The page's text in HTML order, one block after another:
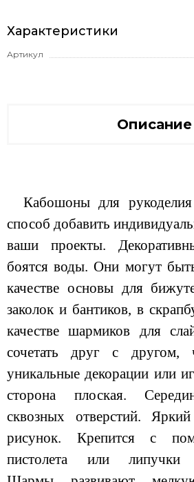
Характеристики
Артикул
Описание
Кабошоны для
способ добавить
ваши проекты.
боятся воды. Они могут
качестве основы для
заколок и бантиков, в
качестве шармиков для
сочетать друг с другом,
уникальные декорации или
сторона плоская.
сквозных отверстий.
рисунок. Крепится с
пистолета или липучки